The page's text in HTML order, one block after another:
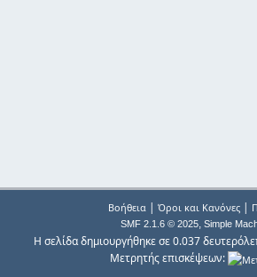
Βοήθεια| Όροι και Κανόνες|
SMF 2.1.6 © 2025, Simple
Η σελίδα δημιουργήθηκε σε 0.037
Μετρητής επισκέψεων: